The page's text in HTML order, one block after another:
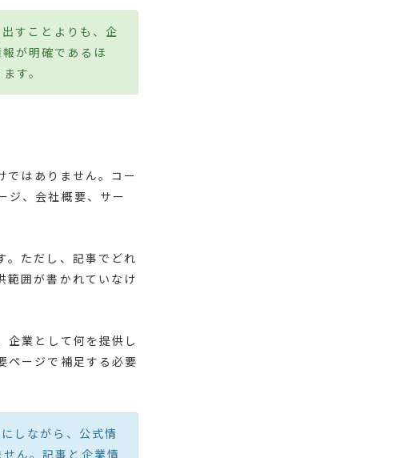
すことよりも、企
が明確であるほ
す。
ではありません。コー
ジ、会社概要、サー
。ただし、記事でどれ
範囲が書かれていなけ
企業として何を提供し
ページで補足する必要
しながら、公式情
ん。記事と企業情